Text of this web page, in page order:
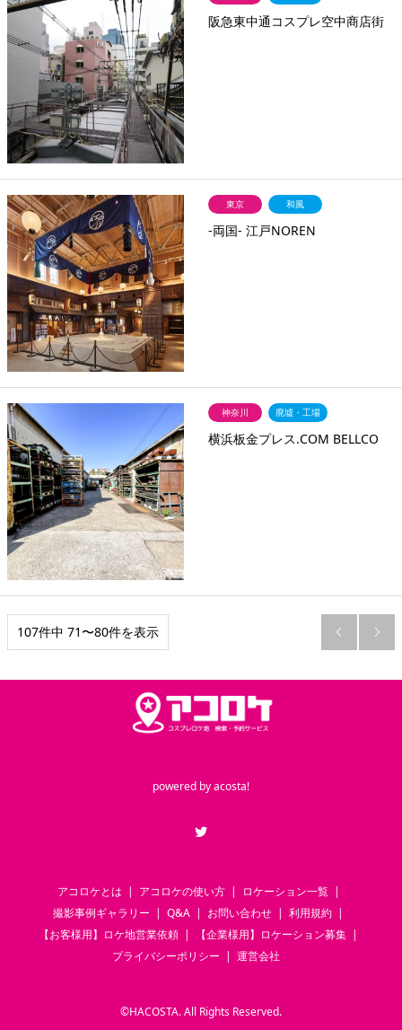
阪急東中通コスプレ空中商店街
東京 和風
-両国- 江戸NOREN
神奈川 廃墟・工場
横浜板金プレス.COM BELLCO
107件中 71〜80件を表示  
powered byacosta!
アコロケとは アコロケの使い方
ロケーション一覧
撮影事例ギャラリー
Q&A お問い合わせ
利用規約
【お客様用】ロケ地営業依頼
【企業様用】ロケーション募集
プライバシーポリシー
運営会社
©HACOSTA. All Rights Reserved.